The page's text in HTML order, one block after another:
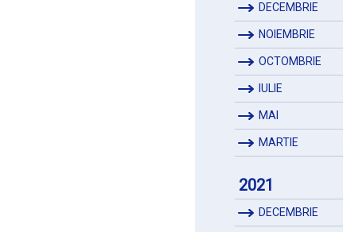
DECEMBRIE
NOIEMBRIE
OCTOMBRIE
IULIE
MAI
MARTIE
2021
DECEMBRIE